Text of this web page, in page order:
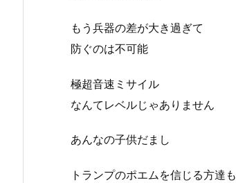
もう兵器の差が大き過ぎて
防ぐのは不可能
極超音速ミサイル
なんてレベルじゃありません
あんなの子供だまし
トランプのポエムを信じる方達も